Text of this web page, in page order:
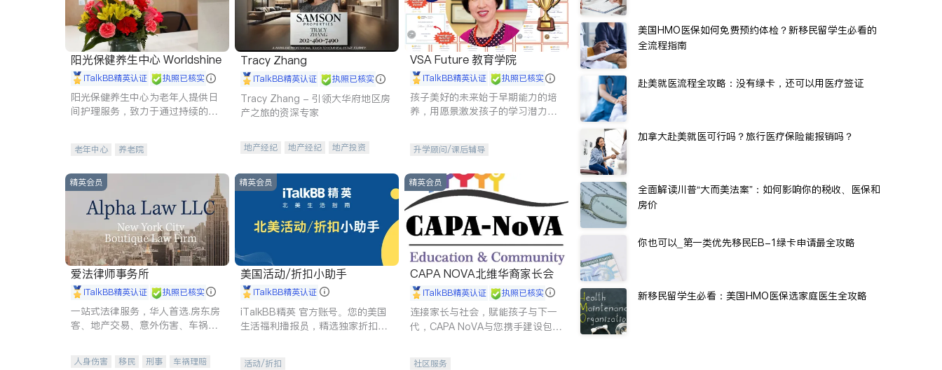
阳光保健养生中心 Worldshine
iTalkBB精英认证 执照已核实
阳光保健养生中心为老年人提供日
间护理服务，致力于通过持续的护
老年中心 养老院
Tracy Zhang
iTalkBB精英认证 执照已核实
Tracy Zhang - 引领大华府地区房
产之旅的资深专家
地产经纪 地产经纪
地产投资
VSA Future 教育学院
iTalkBB精英认证 执照已核实
孩子美好的未来始于早期能力的培
养，用愿景激发孩子的学习潜力和
升学顾问/课后辅导
精英会员
爱法律师事务所
iTalkBB精英认证 执照已核实
一站式法律服务，华人首选.房东房
客、地产交易、意外伤害、车祸重
人身伤害 移民 刑事
车祸理赔
精英会员
美国活动/折扣小助手
iTalkBB精英认证
iTalkBB精英 官方账号。您的美国
生活福利播报员，精选独家折扣、
活动/折扣
精英会员
CAPA NOVA北维华裔家长会
iTalkBB精英认证 执照已核实
连接家长与社会，赋能孩子与下一
代，CAPA NoVA与您携手建设包
社区服务
美国HMO医保如何免费预约体检？新移民留学生必看的
全流程指南
赴美就医流程全攻略：没有绿卡，还可以用医疗签证
加拿大赴美就医可行吗？旅行医疗保险能报销吗？
全面解读川普“大而美法案”：如何影响你的税收、医保和
房价
你也可以_第一类优先移民EB-1绿卡申请最全攻略
新移民留学生必看：美国HMO医保选家庭医生全攻略